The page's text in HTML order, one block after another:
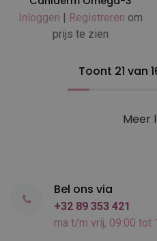
Inloggen | Registreren om
prijs te zien
Toont 21 van
Meer
Bel ons via
+32 89 353 421
ma t/m vrij, 09:00 tot